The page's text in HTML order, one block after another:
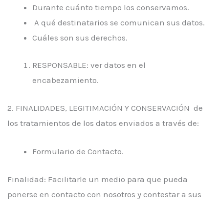
Durante cuánto tiempo los conservamos.
A qué destinatarios se comunican sus datos.
Cuáles son sus derechos.
RESPONSABLE: ver datos en el
encabezamiento.
2. FINALIDADES, LEGITIMACIÓN Y CONSERVACIÓN de
los tratamientos de los datos enviados a través de:
Formulario de Contacto.
Finalidad: Facilitarle un medio para que pueda
ponerse en contacto con nosotros y contestar a sus